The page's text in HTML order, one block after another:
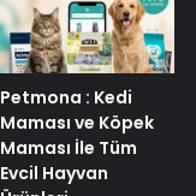
Petmona : Kedi
Maması ve Köpek
Maması İle Tüm
Evcil Hayvan